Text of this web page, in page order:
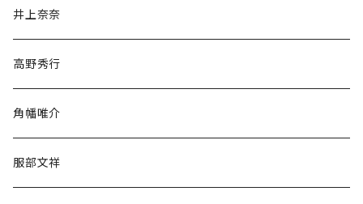
文学・小説・物語
随筆・ノンフィクション・その他
井上奈奈
高野秀行
角幡唯介
服部文祥